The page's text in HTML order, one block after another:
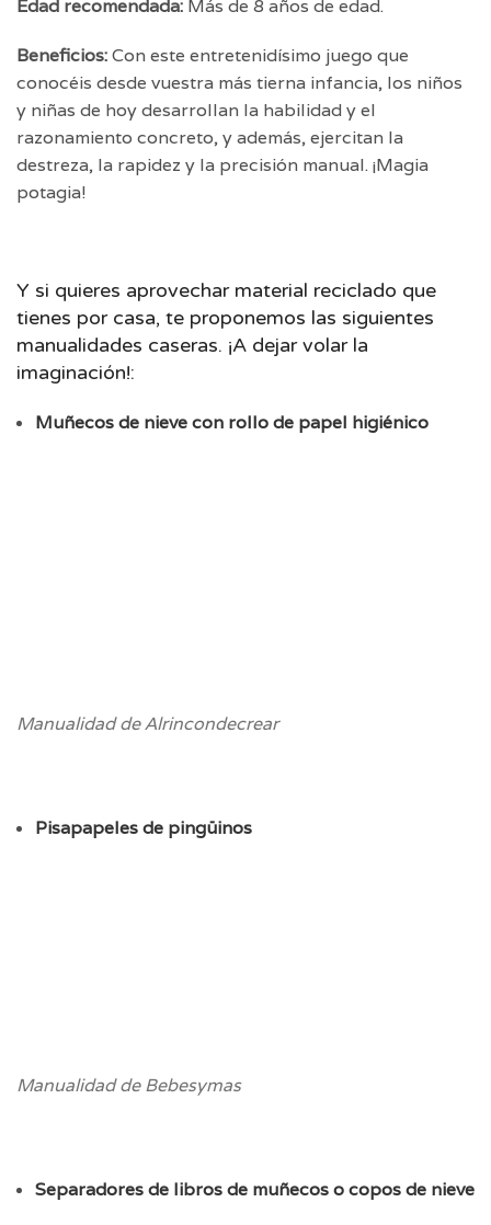
Edad recomendada: Más de 8 años de edad.
Beneficios:Con este entretenidísimo juego que
conocéis desde vuestra más tierna infancia, los niños
y niñas de hoy desarrollan la habilidad y el
razonamiento concreto, y además, ejercitan la
destreza, la rapidez y la precisión manual. ¡Magia
potagia!
Y si quieres aprovechar material reciclado que
tienes por casa, te proponemos las siguientes
manualidades caseras. ¡A dejar volar la
imaginación!:
Muñecos de nieve con rollo de papel higiénico
Manualidad de Alrincondecrear
Pisapapeles de pingüinos
Manualidad de Bebesymas
Separadores de libros de muñecos o copos de nieve